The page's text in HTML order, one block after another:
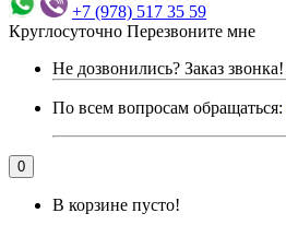
+7 (978) 517 35 59
Круглосуточно Перезвоните мне
Не дозвонились? Заказ звонка!
По всем вопросам обращаться:
0
В корзине пусто!